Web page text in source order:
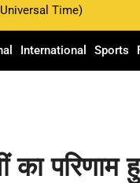
Time)
International Sports
का